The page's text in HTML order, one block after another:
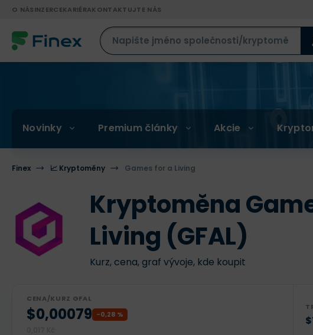
O NÁSINZERCEKARIÉRAKONTAKTUJTE NÁS
Novinky Premium články Akcie
Finex 📈 Kryptoměny Games for a Living
Kryptoměna
Living (GFAL)
Kurz, cena, graf vývoje, kde koupit
CENA/KURZ GFAL
$0,00079 -0,28 %